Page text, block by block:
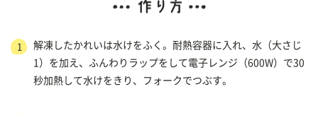
1
解凍したかれいは水けをふく。耐熱容器に入れ、水（大さじ
1）を加え、ふんわりラップをして電子レンジ（600W）で30
秒加熱して水けをきり、フォークでつぶす。